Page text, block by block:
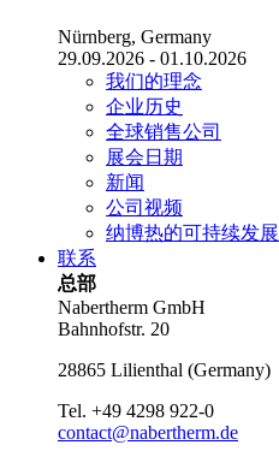
Nürnberg, Germany
29.09.2026 - 01.10.2026
我们的理念
企业历史
全球销售公司
展会日期
新闻
公司视频
纳博热的可持续发展
联系
总部
Nabertherm GmbH
Bahnhofstr. 20
28865 Lilienthal (Germany)
Tel. +49 4298 922-0
contact@nabertherm.de